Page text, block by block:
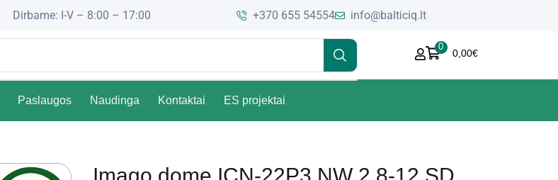
Dirbame: I-V – 8:00 – 17:00 +370 655 54554 info@balticiq.lt
0
0,00€
Paslaugos Naudinga Kontaktai ES projektai